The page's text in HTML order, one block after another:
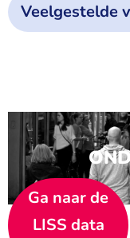
Veelgestelde
Ga naar de
LISS data